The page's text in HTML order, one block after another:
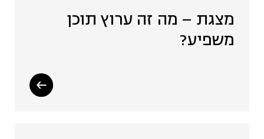
מצגת – מה זה ערוץ תוכן
משפיע?